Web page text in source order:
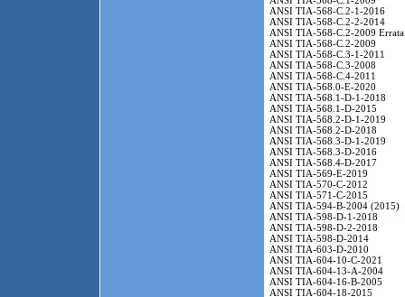
ANSI TIA-568-C.2-1-2016
ANSI TIA-568-C.2-2-2014
ANSI TIA-568-C.2-2009 Errata
ANSI TIA-568-C.2-2009
ANSI TIA-568-C.3-1-2011
ANSI TIA-568-C.3-2008
ANSI TIA-568-C.4-2011
ANSI TIA-568.0-E-2020
ANSI TIA-568.1-D-1-2018
ANSI TIA-568.1-D-2015
ANSI TIA-568.2-D-1-2019
ANSI TIA-568.2-D-2018
ANSI TIA-568.3-D-1-2019
ANSI TIA-568.3-D-2016
ANSI TIA-568.4-D-2017
ANSI TIA-569-E-2019
ANSI TIA-570-C-2012
ANSI TIA-571-C-2015
ANSI TIA-594-B-2004 (2015)
ANSI TIA-598-D-1-2018
ANSI TIA-598-D-2-2018
ANSI TIA-598-D-2014
ANSI TIA-603-D-2010
ANSI TIA-604-10-C-2021
ANSI TIA-604-13-A-2004
ANSI TIA-604-16-B-2005
ANSI TIA-604-18-2015